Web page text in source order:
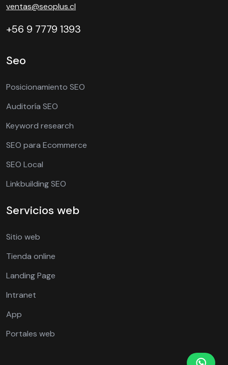
ventas@seoplus.cl
+56 9 7779 1393
Seo
Posicionamiento SEO
Auditoría SEO
Keyword research
SEO para Ecommerce
SEO Local
Linkbuilding SEO
Servicios web
Sitio web
Tienda online
Landing Page
Intranet
App
Portales web